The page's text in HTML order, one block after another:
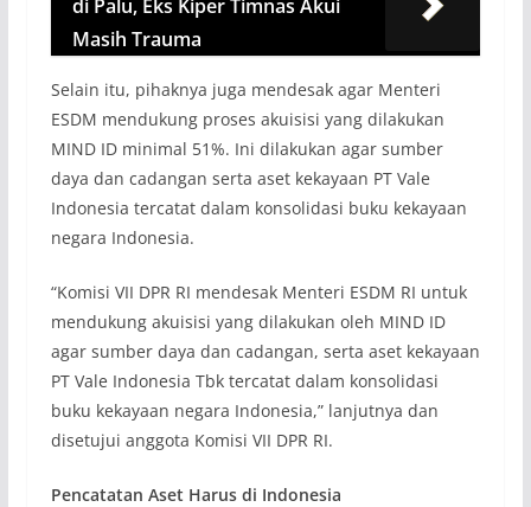
di Palu, Eks Kiper Timnas Akui
Masih Trauma
Selain itu, pihaknya juga mendesak agar Menteri
ESDM mendukung proses akuisisi yang dilakukan
MIND ID minimal 51%. Ini dilakukan agar sumber
daya dan cadangan serta aset kekayaan PT Vale
Indonesia tercatat dalam konsolidasi buku kekayaan
negara Indonesia.
“Komisi VII DPR RI mendesak Menteri ESDM RI untuk
mendukung akuisisi yang dilakukan oleh MIND ID
agar sumber daya dan cadangan, serta aset kekayaan
PT Vale Indonesia Tbk tercatat dalam konsolidasi
buku kekayaan negara Indonesia,” lanjutnya dan
disetujui anggota Komisi VII DPR RI.
Pencatatan Aset Harus di Indonesia